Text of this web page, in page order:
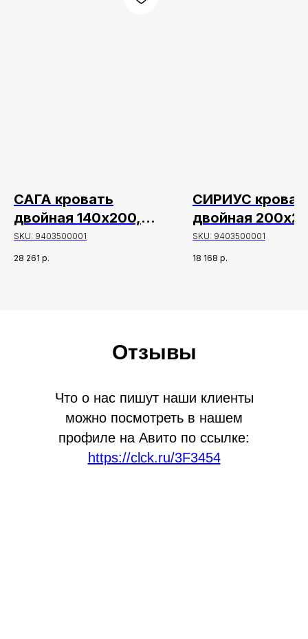
САГА кровать
двойная 140х200,
белый/ясень
SKU: 9403500001
28 261 р.
СИРИУС
двойная
белая
SKU: 9403500001
18 168 р.
Что о нас пишут наши клиенты
можно посмотреть в нашем
профиле на Авито по ссылке:
https://clck.ru/3F3454
Отзывы